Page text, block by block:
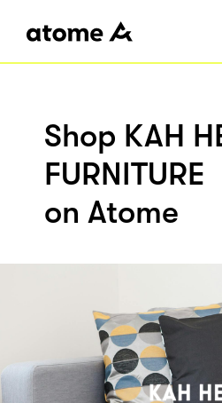
Shop KAH
FURNITURE
on Atome